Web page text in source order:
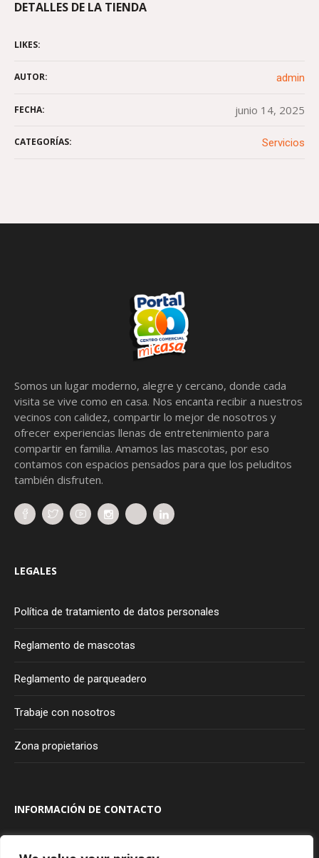
DETALLES DE LA TIENDA
LIKES:
AUTOR: admin
FECHA: junio 14, 2025
CATEGORÍAS: Servicios
Somos un lugar moderno, alegre y cercano, donde cada
visita se vive como en casa. Nos encanta recibir a nuestros
vecinos con calidez, compartir lo mejor de nosotros y
ofrecer experiencias llenas de entretenimiento para
compartir en familia. Amamos las mascotas, por eso
contamos con espacios pensados para que los peluditos
también disfruten.
LEGALES
Política de tratamiento de datos personales
Reglamento de mascotas
Reglamento de parqueadero
Trabaje con nosotros
Zona propietarios
INFORMACIÓN DE CONTACTO
Transversal 100A #80A - 20